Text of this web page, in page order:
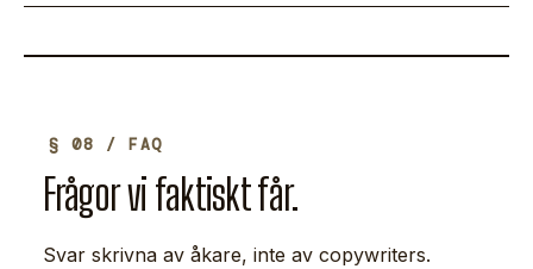
§ 08 / FAQ
Frågor vi faktiskt får.
Svar skrivna av åkare, inte av copywriters.